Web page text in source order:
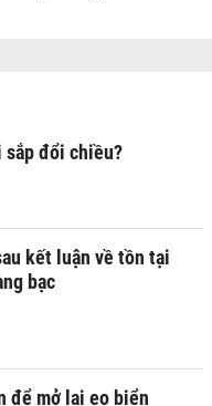
sắp đổi chiều?
kết luận về tồn tại
bạc
để mở lại eo biển